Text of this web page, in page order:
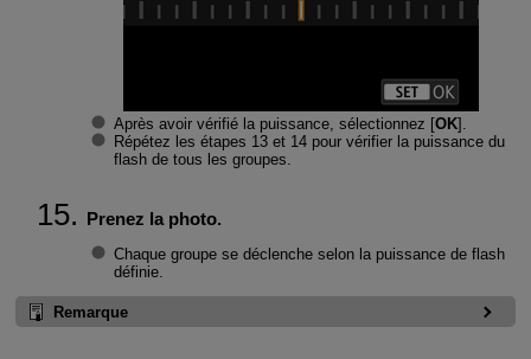
Après avoir vérifié la puissance, sélectionnez [OK].
Répétez les étapes 13 et 14 pour vérifier la puissance du
flash de tous les groupes.
Prenez la photo.
Chaque groupe se déclenche selon la puissance de flash
définie.
Remarque